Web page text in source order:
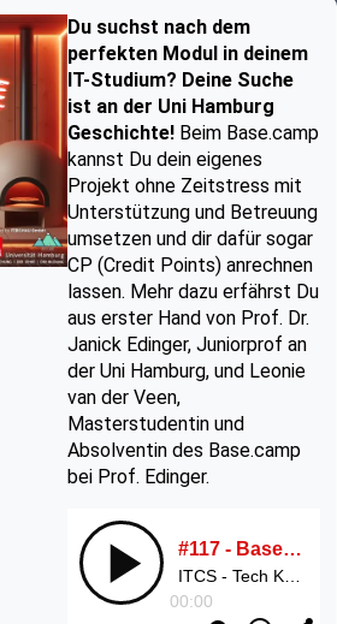
Du suchst nach dem
perfekten Modul in deinem
IT-Studium? Deine Suche
ist an der Uni Hamburg
Geschichte! Beim Base.camp
kannst Du dein eigenes
Projekt ohne Zeitstress mit
Unterstützung und Betreuung
umsetzen und dir dafür sogar
CP (Credit Points) anrechnen
lassen. Mehr dazu erfährst Du
aus erster Hand von Prof. Dr.
Janick Edinger, Juniorprof an
der Uni Hamburg, und Leonie
van der Veen,
Masterstudentin und
Absolventin des Base.camp
bei Prof. Edinger.